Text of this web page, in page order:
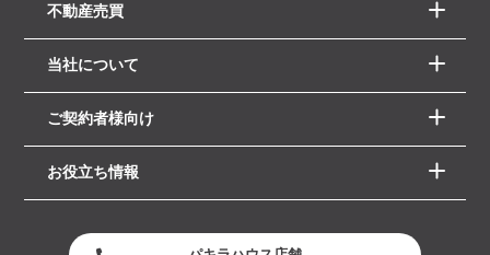
不動産売買
当社について
ご契約者様向け
お役立ち情報